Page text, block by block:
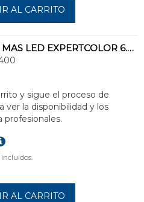
AL CARRITO
LÁMPARA MAS LED EXPERTCOLOR 6.7-35W MR16 930 36D
y sigue el proceso de
ver la disponibilidad y los
profesionales.
AL CARRITO